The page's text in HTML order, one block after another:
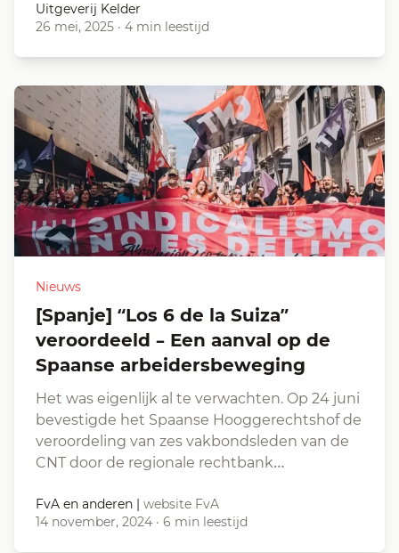
Uitgeverij Kelder
26 mei, 2025 · 4 min leestijd
Nieuws
[Spanje] “Los 6 de la Suiza”
veroordeeld – Een aanval op de
Spaanse arbeidersbeweging
Het was eigenlijk al te verwachten. Op 24 juni
bevestigde het Spaanse Hooggerechtshof de
veroordeling van zes vakbondsleden van de
CNT door de regionale rechtbank…
FvA en anderen | website FvA
14 november, 2024 · 6 min leestijd